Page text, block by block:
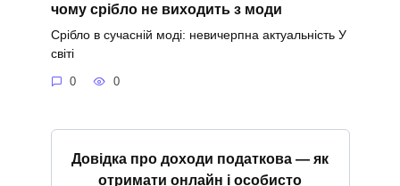
чому срібло не виходить з моди
Срібло в сучасній моді: невичерпна актуальність У
світі
0 0
Довідка про доходи податкова — як
отримати онлайн і особисто